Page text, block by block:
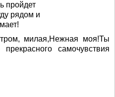
пройдет
рядом и
милая,Нежная моя!Ты
самочувствия